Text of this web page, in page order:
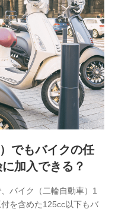
関する情報、アプリケ
購入されたサービスや
情報、アンケートの回
する保険関連サービスに
として、見積請求受付
受付時に提供いただい
、保険契約者と被保険
の内容、保険料、保険
距離などの情報、建物
種類や年齢など）及び
のメール内容や送信履
した際のメール内容や
。
、又は保有する保険契
者及び被保険者の氏
でもバイクの任
加入できる？
バイク（二輪自動車）1
を含めた125cc以下もバ